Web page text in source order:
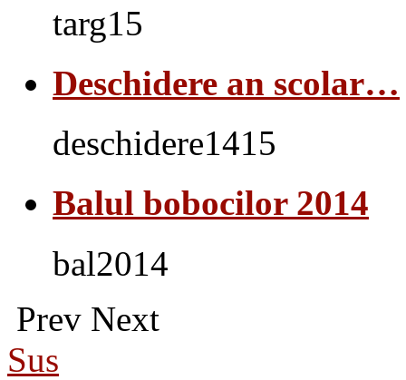
targ15
Deschidere an scolar…
deschidere1415
Balul bobocilor 2014
bal2014
Prev Next
Sus